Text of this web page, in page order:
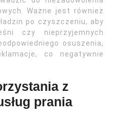
Ważne jest również
po czyszczeniu, aby
czy nieprzyjemnych
osuszenia,
co negatywnie
z
prania